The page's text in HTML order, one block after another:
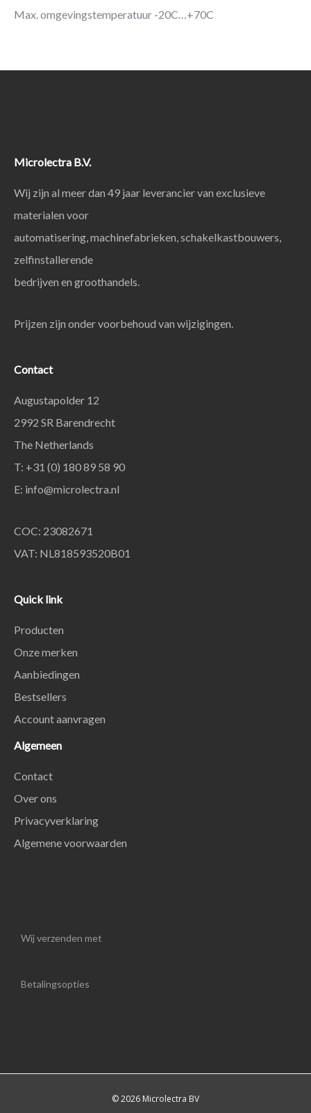
Max. omgevingstemperatuur -20C…+70C
Microlectra B.V.
Wij zijn al meer dan 49 jaar leverancier van exclusieve
materialen voor
automatisering, machinefabrieken, schakelkastbouwers,
zelfinstallerende
bedrijven en groothandels.
Prijzen zijn onder voorbehoud van wijzigingen.
Contact
Augustapolder 12
2992 SR Barendrecht
The Netherlands
T: +31 (0) 180 89 58 90
E: info@microlectra.nl
COC: 23082671
VAT: NL818593520B01
Quick link
Producten
Onze merken
Aanbiedingen
Bestsellers
Account aanvragen
Algemeen
Contact
Over ons
Privacyverklaring
Algemene voorwaarden
Wij verzenden met
Betalingsopties
© 2026 Microlectra BV